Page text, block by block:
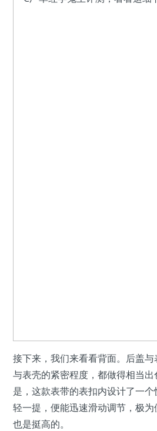
接下来，我们来看看背面。后盖
与表壳的紧密程度，都做得相当
是，这款表带的表扣内设计了一
轻一提，便能迅速滑动调节，极
也是挺高的。